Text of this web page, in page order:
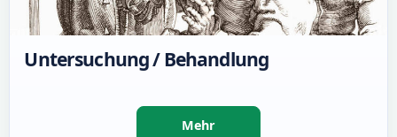
Untersuchung / Behandlung